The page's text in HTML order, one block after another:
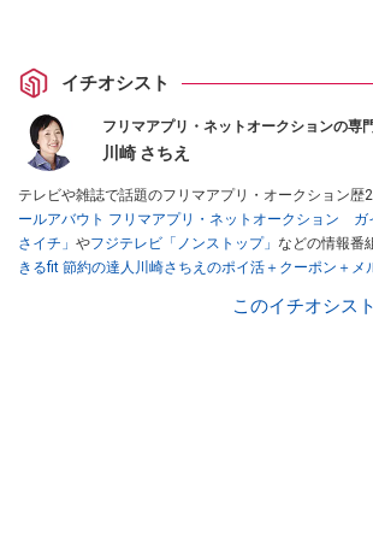
イチオシスト
フリマアプリ・ネットオークションの専
川崎 さちえ
テレビや雑誌で話題のフリマアプリ・オークション歴
ールアバウト フリマアプリ・ネットオークション ガ
さイチ」 やフジテレビ「ノンストップ」 などの情報番
きるfit 節約の達人川崎さちえのポイ活＋クーポン＋メ
スマホ1つでスキマ時間に効率的に稼ぐ！』（翔泳社刊
このイチオシス